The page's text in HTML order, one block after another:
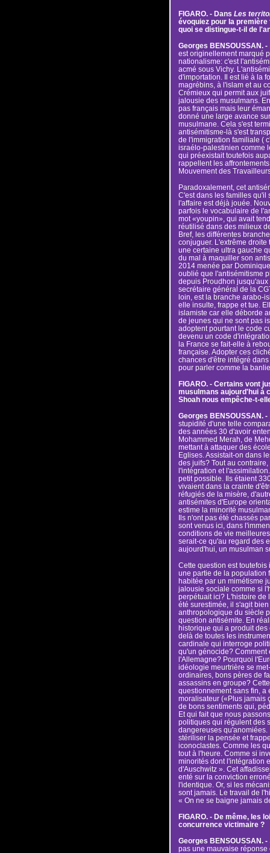
FIGARO. - Dans Les
évoquiez pour la
quoi se distingue-t-il de
Georges BENSOUSSAN. -
est originellement marqué
nationalisme: c'est
acmé sous Vichy.
d'importation. Il est lié à la
magrébins, à l'islam et au
Crémieux qui permit aux
jalousie des musulmans.
pas français mais leur
donné une large avance
musulmane. Cela s'est
antisémitisme-là s'est
de l'immigration familiale (
israélo-palestinien comme
qui préexistait toutefois
rappellent les
Mouvement des
Paradoxalement, cet
C'est dans les familles qu'il
l'affaire est déjà jouée.
parfois le vocabulaire de
mot «youpin», qui avait
réutilisé dans des milieux
Bref, les différentes
conjuguer. L'extrême
une certaine ultra gauche
du mal à maquiller son
2014 menée par
oublié que l'antisémitisme
depuis Proudhon
secrétaire général de la
loin, est la branche arabo-
elle insulte, frappe et tue.
islamiste car elle déborde
de jeunes qui ne sont pas
adoptent pourtant le code
devenu un code
la France se fait-elle à
française. Adopter ces
chances d'être intégré
pour parler comme la
FIGARO. - Certains vont
musulmans aujourd'hui à
Shoah nous empêche-t-
Georges BENSOUSSAN. -
stupidité d'une telle
des années 30 d'avoir
Mohammed Merah, de
mettant à attaquer des
Eglises. Assistait-on dans
des juifs? Tout au
l'intégration et
petit possible. Ils étaient
vivaient dans la crainte
réfugiés de la misère,
antisémites d'Europe
estime la minorité
Ils n'ont pas été chassés
sont venus ici, dans
conditions de vie
serait-ce qu'au regard des
aujourd'hui, un musulman
Cette question est
une partie de la population
habitée par un mimétisme
jalousie sociale comme si
perpétuait ici? L'histoire de
été surestimée, il s'agit
anthropologique du siècle
question antisémite. En
historique qui a produit des
delà de toutes les
cardinale qui interroge
qu'un génocide? Comment
l'Allemagne? Pourquoi
idéologie meurtrière se
ordinaires, bons pères de
assassins en groupe?
questionnement sans fin, a
moralisateur («Plus jamais
de bons sentiments qui,
Et qui fait que nous
politiques qui régulent des
dangereuses
stériliser la pensée et
iconoclastes. Comme les
tout à l'heure. Comme si
minorités dont l'intégration
d'Auschwitz ». Cet
enté sur la conviction
l'identique. Or, si les
sont jamais. Le travail de
« On ne se baigne jamais
FIGARO. - De même, les
concurrence victimaire ?
Georges BENSOUSSAN. -
pas une mauvaise réponse